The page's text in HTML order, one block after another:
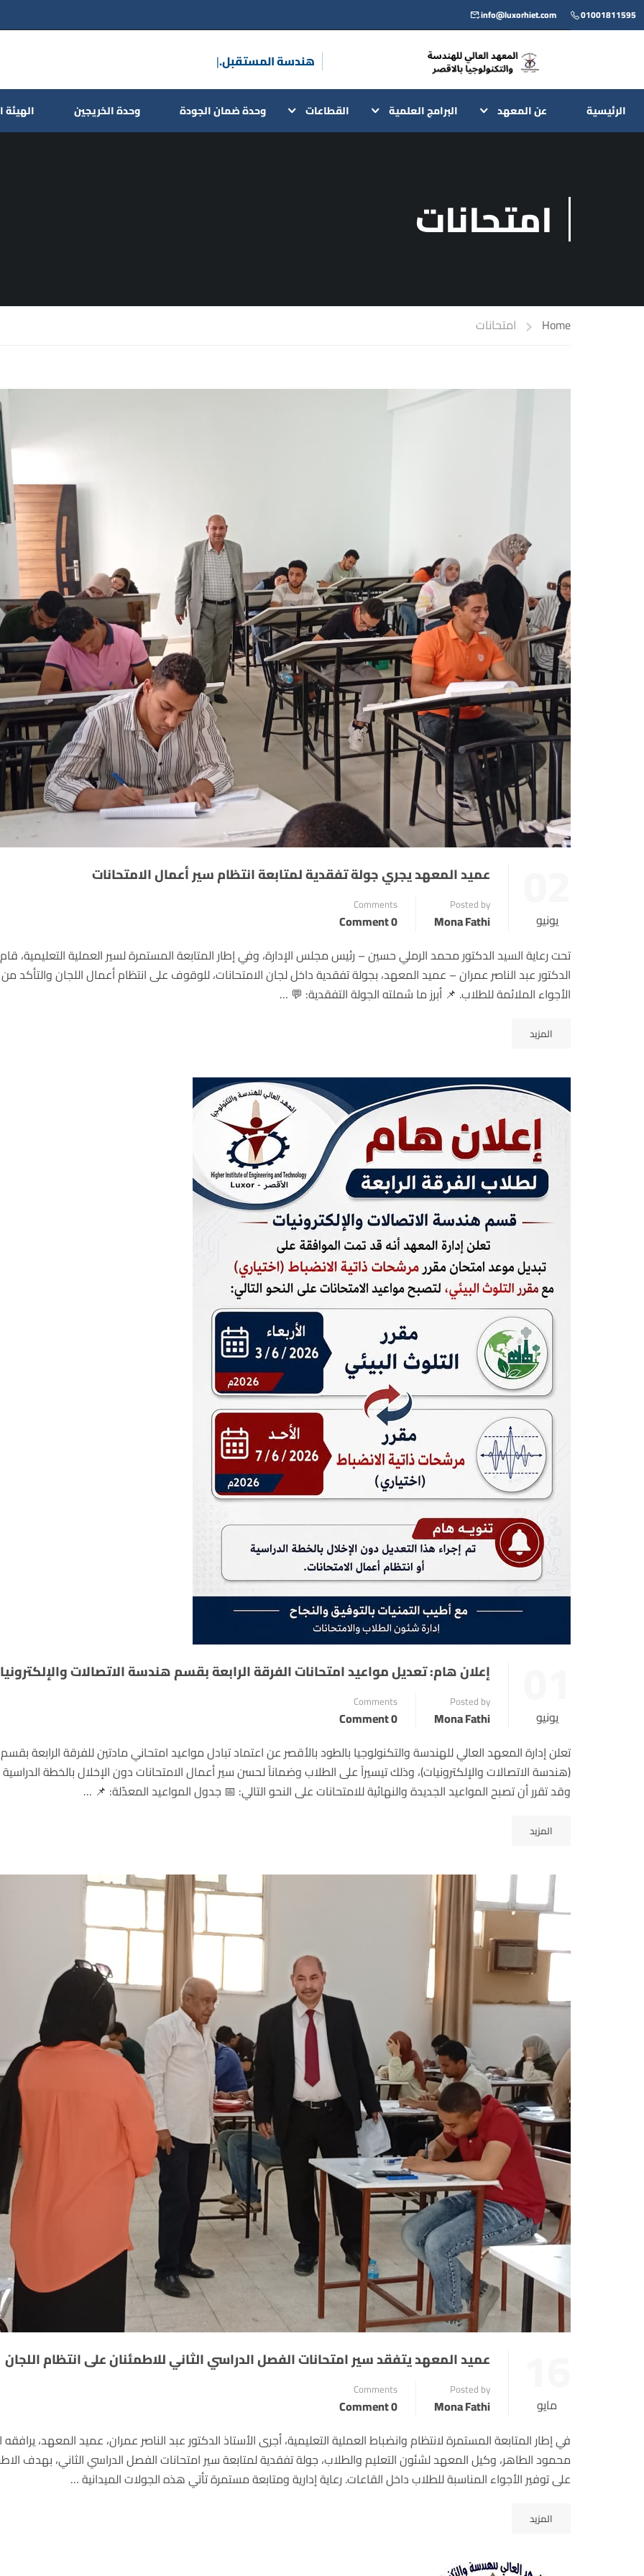
01001811595
info@luxorhiet.com
هندسة المستق|
الرئيسية عن المعهد البرامج العلمية القطاعات وحدة ضمان الجودة وحدة الخريجين الهيئة
امتحانات
Home امتحانات
يونيو
عميد المعهد يجري جولة تفقدية لمتابعة انتظام سير أعمال الامتحانات
Posted by
Mona Fathi
Comments
0 Comment
تحت رعاية السيد الدكتور محمد الرملي حسين – رئيس مجلس الإدارة، وفي إطار المتابعة المستمرة لسير العملية التعليمية،
الدكتور عبد الناصر عمران – عميد المعهد، بجولة تفقدية داخل لجان الامتحانات، للوقوف على انتظام أعمال اللجان والتأكد من
الأجواء الملائمة للطلاب. 📌 أبرز ما شملته الجولة التفقدية: 💬 …
المزيد
يونيو
إعلان هام: تعديل مواعيد امتحانات الفرقة الرابعة بقسم هندسة الاتصالات
Posted by
Mona Fathi
Comments
0 Comment
تعلن إدارة المعهد العالي للهندسة والتكنولوجيا بالطود بالأقصر عن اعتماد تبادل مواعيد امتحاني مادتين للفرقة الرابعة بقسم
(هندسة الاتصالات والإلكترونيات)، وذلك تيسيراً على الطلاب وضماناً لحسن سير أعمال الامتحانات دون الإخلال بالخطة الدراسية
وقد تقرر أن تصبح المواعيد الجديدة والنهائية للامتحانات على النحو التالي: 📅 جدول المواعيد المعدّلة: 📌 …
المزيد
مايو
عميد المعهد يتفقد سير امتحانات الفصل الدراسي الثاني للاطمئنان على انتظام اللجان
Posted by
Mona Fathi
Comments
0 Comment
في إطار المتابعة المستمرة لانتظام وانضباط العملية التعليمية، أجرى الأستاذ الدكتور عبد الناصر عمران، عميد المعهد، يرافقه
محمود الطاهر، وكيل المعهد لشئون التعليم والطلاب، جولة تفقدية لمتابعة سير امتحانات الفصل الدراسي الثاني، بهدف
على توفير الأجواء المناسبة للطلاب داخل القاعات. رعاية إدارية ومتابعة مستمرة تأتي هذه الجولات الميدانية …
المزيد